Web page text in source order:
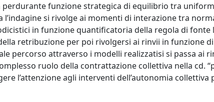
perdurante funzione strategica di equilibrio tra
l’indagine si rivolge ai momenti di interazione tra
in funzione quantificatoria della regola di fonte
retribuzione per poi rivolgersi ai rinvii in funzione
percorso attraverso i modelli realizzatisi si passa ai
ruolo della contrattazione collettiva nella cd.
l’attenzione agli interventi dell’autonomia